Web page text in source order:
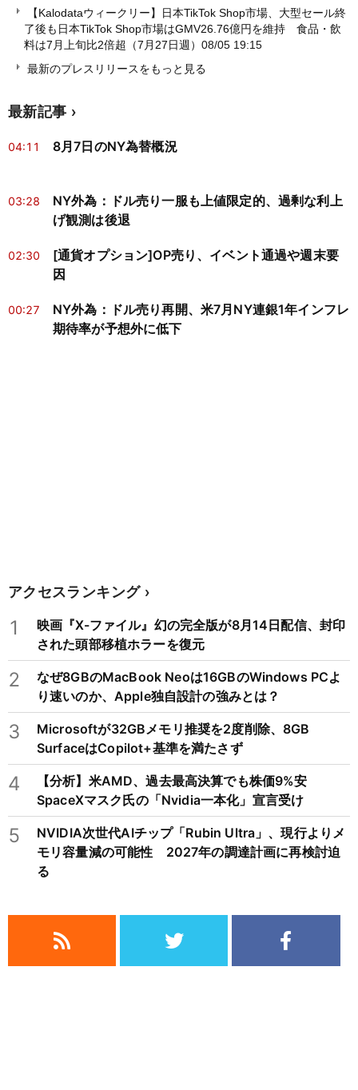
【Kalodataウィークリー】日本TikTok Shop市場、大型セール終
了後も日本TikTok Shop市場はGMV26.76億円を維持 食品・飲
料は7月上旬比2倍超（7月27日週） 08/05 19:15
最新のプレスリリースをもっと見る
最新記事
04:11 8月7日のNY為替概況
03:28
NY外為：ドル売り一服も上値限定的、過剰な利上
げ観測は後退
02:30
[通貨オプション]OP売り、イベント通過や週末要
因
00:27
NY外為：ドル売り再開、米7月NY連銀1年インフレ
期待率が予想外に低下
アクセスランキング
1
映画『X-ファイル』幻の完全版が8月14日配信、封印
された頭部移植ホラーを復元
2
なぜ8GBのMacBook Neoは16GBのWindows PCよ
り速いのか、Apple独自設計の強みとは？
3
Microsoftが32GBメモリ推奨を2度削除、8GB
SurfaceはCopilot+基準を満たさず
4
【分析】米AMD、過去最高決算でも株価9%安
SpaceXマスク氏の「Nvidia一本化」宣言受け
5
NVIDIA次世代AIチップ「Rubin Ultra」、現行よりメ
モリ容量減の可能性 2027年の調達計画に再検討迫
る